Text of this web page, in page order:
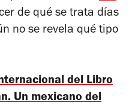
de qué se trata días
no se revela qué tipo
del Libro
Un mexicano del